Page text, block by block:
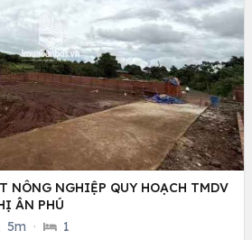
NÔNG NGHIỆP QUY HOẠCH TMDV
ÂN PHÚ
5m · 1